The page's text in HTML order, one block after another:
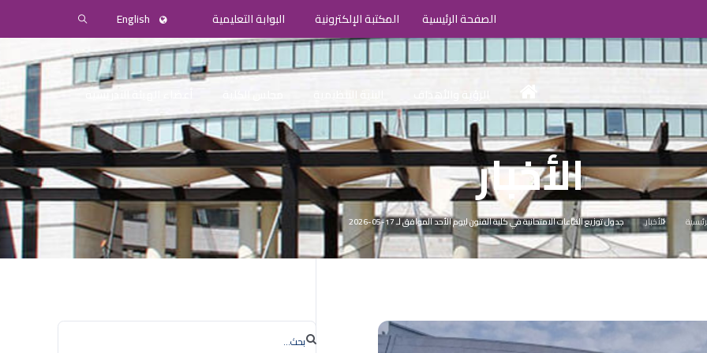
الصفحة الرئيسية المكتبة الإلكترونية البوابة التعليمية English
أعضاء الهيئة التدريسية
الأخبار
الأخبار جدول توزيع القاعات الامتحانية في كلية الفنون ليوم الأحد الموافق لـ 17-05-2026